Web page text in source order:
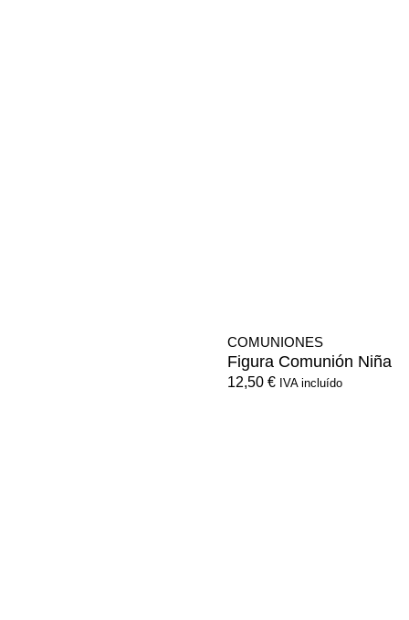
COMUNIONES
Figura Comunión Niña
12,50 € IVA incluído